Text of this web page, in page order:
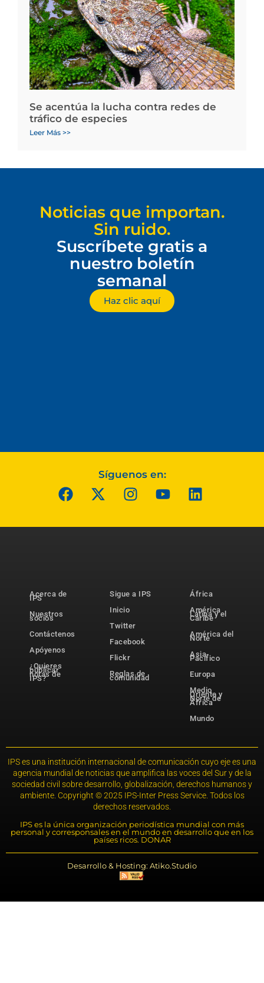
Se acentúa la lucha contra redes de
tráfico de especies
Leer Más >>
Noticias que importan.
Sin ruido.
Suscríbete gratis a
nuestro boletín
semanal
Haz clic aquí
Síguenos en:
Acerca de
IPS
Nuestros
socios
Contáctenos
Apóyenos
¿Quieres
publicar
notas de
IPS?
Sigue a IPS
Inicio
Twitter
Facebook
Flickr
Reglas de
comunidad
África
América
Latina y el
Caribe
América del
Norte
Asia-
Pacífico
Europa
Medio
Oriente y
Norte de
África
Mundo
IPS es una institución internacional de comunicación cuyo eje es una
agencia mundial de noticias que amplifica las voces del Sur y de la
sociedad civil sobre desarrollo, globalización, derechos humanos y
ambiente. Copyright © 2025 IPS-Inter Press Service. Todos los
derechos reservados.
IPS es la única organización periodística mundial con más
personal y corresponsales en el mundo en desarrollo que en los
países ricos. DONAR
Desarrollo & Hosting: Atiko.Studio